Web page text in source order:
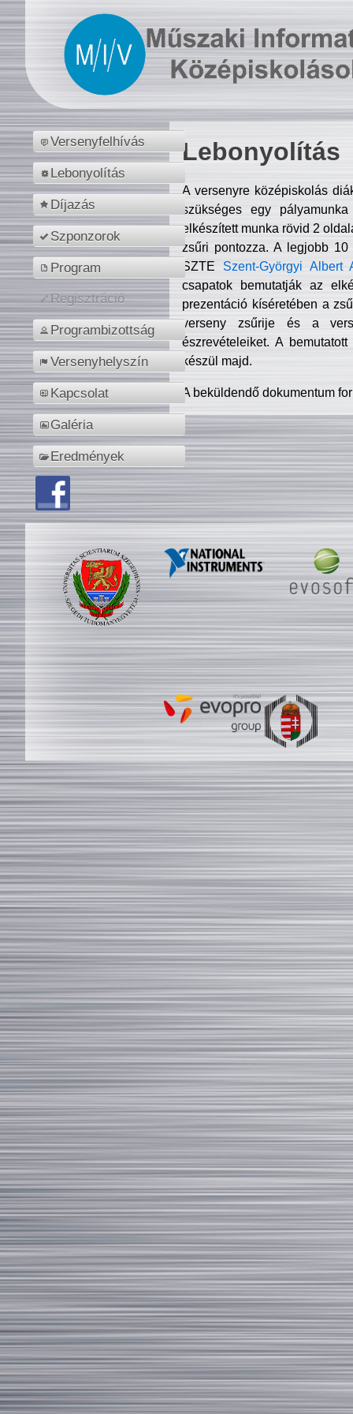
Versenyfelhívás
Lebonyolítás
Díjazás
Szponzorok
Program
Regisztráció
Programbizottság
Versenyhelyszín
Kapcsolat
Galéria
Eredmények
Lebonyolítás
A versenyre középiskolás
szükséges egy
elkészített munka rövid 2
zsűri pontozza. A legjobb
SZTE Szent-Györgyi Albert
csapatok bemutatják az
prezentáció kíséretében a
verseny zsűrije és a
észrevételeiket. A
készül majd.
A beküldendő dokumentum